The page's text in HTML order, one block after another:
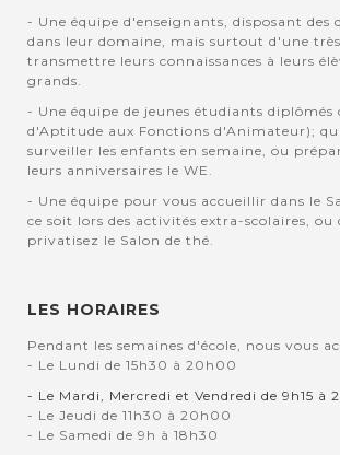
- Une équipe d'enseignants, disposant des
dans leur domaine, mais surtout d'une
transmettre leurs connaissances à leurs
grands.
- Une équipe de jeunes étudiants diplômés
d'Aptitude aux Fonctions d'Animateur);
surveiller les enfants en semaine, ou
leurs anniversaires le WE.
- Une équipe pour vous accueillir dans le
ce soit lors des activités extra-scolaires, ou
privatisez le Salon de thé.
LES HORAIRES
Pendant les semaines d'école, nous vous
- Le Lundi de 15h30 à 20h00
- Le Mardi, Mercredi et Vendredi de 9h15 à
- Le Jeudi de 11h30 à 20h00
- Le Samedi de 9h à 18h30